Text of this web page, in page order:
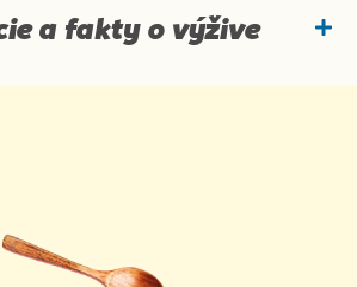
a fakty o výžive